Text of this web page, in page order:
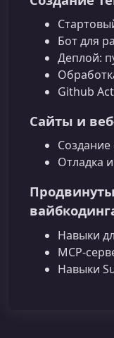
Бот для
Деплой:
Github
Сайты и
Отладка
Навыки
Навыки